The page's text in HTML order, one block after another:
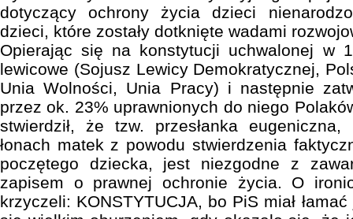
dotyczący ochrony życia dzieci
dzieci, które zostały dotknięte wadami
Opierając się na konstytucji uchwalonej w
lewicowe (Sojusz Lewicy Demokratycznej,
Unia Wolności, Unia Pracy) i następnie
przez ok. 23% uprawnionych do niego
stwierdził, że tzw. przesłanka
łonach matek z powodu stwierdzenia
poczętego dziecka, jest niezgodne z
zapisem o prawnej ochronie życia. O
krzyczeli: KONSTYTUCJA, bo PiS miał